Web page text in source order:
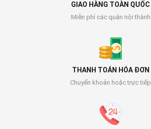
GIAO HÀNG TOÀN QUỐC
Miễn phí các quận nội thành
THANH TOÁN HÓA ĐƠN
Chuyển khoản hoặc trực tiếp